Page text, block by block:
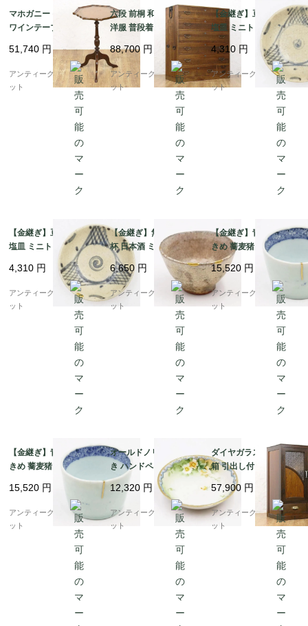
マホガニー イギリス製
ワインテーブル レザー
おしゃれ インテリア 英
国 アンティーク
51,740 円
アンティークブルーパロ
ット
六段 前桐 和箪笥 着物
洋服 普段着 大正 昭和
初期 アンティーク 和家
具 和骨董 明るめの色合
い シンプル
88,700 円
アンティークブルーパロ
ット
【金継ぎ】豆皿 小皿 手
塩皿 ミニトレイ 染付
呉須 藍色 焼き物 素朴
かわいい 明治 大正 骨
董 アンティーク（網・
渦）B
4,310 円
アンティークブルーパロ
ット
【金継ぎ】豆皿 小皿 手
塩皿 ミニトレイ 染付
呉須 藍色 焼き物 素朴
かわいい 明治 大正 骨
董 アンティーク（網・
渦）A
4,310 円
アンティークブルーパロ
ット
【金継ぎ】無地 貫入 盃
杯 日本酒 ミニマル レ
トロモダン アンティー
ク 和食器 酒器
6,650円
アンティークブルーパロ
ット
【金継ぎ】青磁 染付 大
きめ 蕎麦猪口 カップ
小鉢 骨董 和食器 呉須
藍 アンティーク 和モダ
ン（五弁花・菱・格
子）B
15,520 円
アンティークブルーパロ
ット
【金継ぎ】青磁 染付 大
きめ 蕎麦猪口 カップ
小鉢 骨董 和食器 呉須
藍 アンティーク 和モダ
ン（五弁花・菱・格
子）A
15,520 円
アンティークブルーパロ
ット
オールドノリタケ 手描
き ハンドペイント デザ
ート皿 ボウル NORITA
KE 日本製 アンティー
ク（水色縁・クリーム
色の花）B
12,320 円
アンティークブルーパロ
ット
ダイヤガラス入り 小本
箱 引出し付き書棚 昭和
レトロ 木の温もり ナチ
ュラル シンプル 小ぶり
かわいい 日本製
57,900 円
アンティークブルーパロ
ット